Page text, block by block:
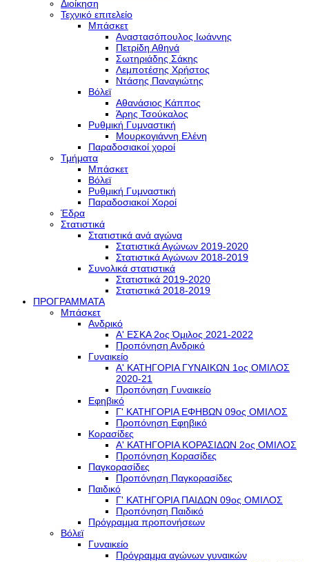
Διοίκηση
Τεχνικό επιτελείο
Μπάσκετ
Αναστασόπουλος Ιωάννης
Πετρίδη Αθηνά
Σωτηριάδης Σάκης
Λεμποτέσης Χρήστος
Ντάσης Παναγιώτης
Βόλεϊ
Αθανάσιος Κάππος
Άρης Τσούκαλος
Ρυθμική Γυμναστική
Μουρκογιάννη Ελένη
Παραδοσιακοί χοροί
Τμήματα
Μπάσκετ
Βόλεϊ
Ρυθμική Γυμναστική
Παραδοσιακοί Χοροί
Έδρα
Στατιστικά
Στατιστικά ανά αγώνα
Στατιστικά Αγώνων 2019-2020
Στατιστικά Αγώνων 2018-2019
Συνολικά στατιστικά
Στατιστικά 2019-2020
Στατιστικά 2018-2019
ΠΡΟΓΡΑΜΜΑΤΑ
Μπάσκετ
Ανδρικό
Α' ΕΣΚΑ 2ος Όμιλος 2021-2022
Προπόνηση Ανδρικό
Γυναικείο
Α' ΚΑΤΗΓΟΡΙΑ ΓΥΝΑΙΚΩΝ 1ος ΟΜΙΛΟΣ
2020-21
Προπόνηση Γυναικείο
Εφηβικό
Γ' ΚΑΤΗΓΟΡΙΑ ΕΦΗΒΩΝ 09ος ΟΜΙΛΟΣ
Προπόνηση Εφηβικό
Κορασίδες
Α' ΚΑΤΗΓΟΡΙΑ ΚΟΡΑΣΙΔΩΝ 2ος ΟΜΙΛΟΣ
Προπόνηση Κορασίδες
Παγκορασίδες
Προπόνηση Παγκορασίδες
Παιδικό
Γ' ΚΑΤΗΓΟΡΙΑ ΠΑΙΔΩΝ 09ος ΟΜΙΛΟΣ
Προπόνηση Παιδικό
Πρόγραμμα προπονήσεων
Βόλεϊ
Γυναικείο
Πρόγραμμα αγώνων γυναικών